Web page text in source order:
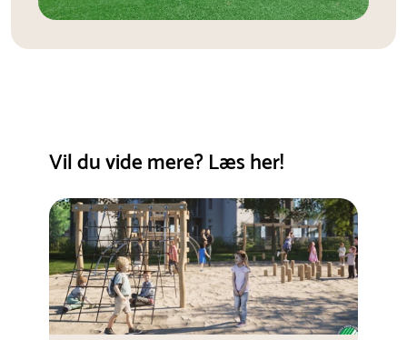
Vil du vide mere? Læs her!